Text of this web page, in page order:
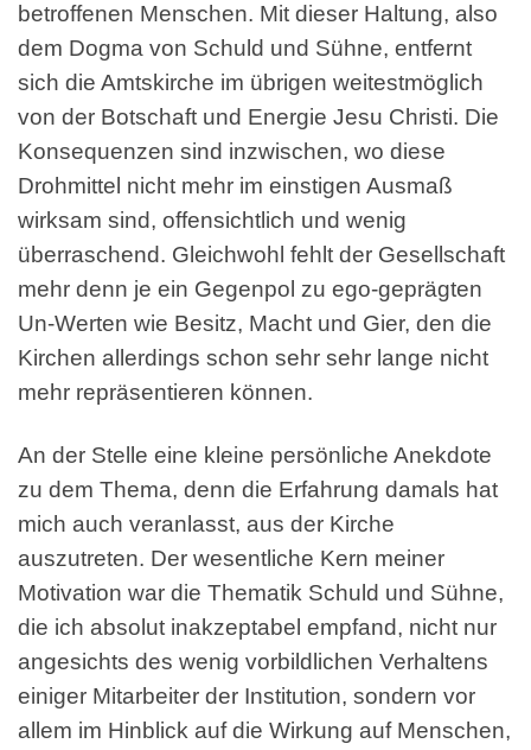
betroffenen Menschen. Mit dieser Haltung, also
dem Dogma von Schuld und Sühne, entfernt
sich die Amtskirche im übrigen weitestmöglich
von der Botschaft und Energie Jesu Christi. Die
Konsequenzen sind inzwischen, wo diese
Drohmittel nicht mehr im einstigen Ausmaß
wirksam sind, offensichtlich und wenig
überraschend. Gleichwohl fehlt der Gesellschaft
mehr denn je ein Gegenpol zu ego-geprägten
Un-Werten wie Besitz, Macht und Gier, den die
Kirchen allerdings schon sehr sehr lange nicht
mehr repräsentieren können.
An der Stelle eine kleine persönliche Anekdote
zu dem Thema, denn die Erfahrung damals hat
mich auch veranlasst, aus der Kirche
auszutreten. Der wesentliche Kern meiner
Motivation war die Thematik Schuld und Sühne,
die ich absolut inakzeptabel empfand, nicht nur
angesichts des wenig vorbildlichen Verhaltens
einiger Mitarbeiter der Institution, sondern vor
allem im Hinblick auf die Wirkung auf Menschen,